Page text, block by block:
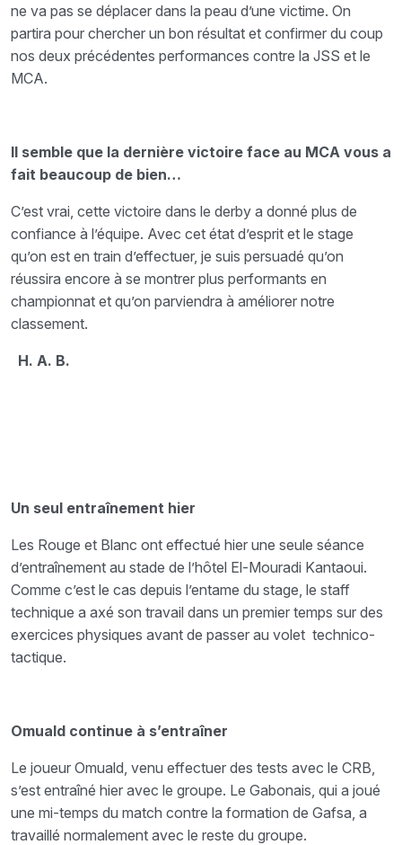
ne va pas se déplacer dans la peau d’une victime. On
partira pour chercher un bon résultat et confirmer du coup
nos deux précédentes performances contre la JSS et le
MCA.
Il semble que la dernière victoire face au MCA vous a
fait beaucoup de bien…
C’est vrai, cette victoire dans le derby a donné plus de
confiance à l’équipe. Avec cet état d’esprit et le stage
qu’on est en train d’effectuer, je suis persuadé qu’on
réussira encore à se montrer plus performants en
championnat et qu’on parviendra à améliorer notre
classement.
H. A. B.
Un seul entraînement hier
Les Rouge et Blanc ont effectué hier une seule séance
d’entraînement au stade de l’hôtel El-Mouradi Kantaoui.
Comme c’est le cas depuis l’entame du stage, le staff
technique a axé son travail dans un premier temps sur des
exercices physiques avant de passer au volet technico-
tactique.
Omuald continue à s’entraîner
Le joueur Omuald, venu effectuer des tests avec le CRB,
s’est entraîné hier avec le groupe. Le Gabonais, qui a joué
une mi-temps du match contre la formation de Gafsa, a
travaillé normalement avec le reste du groupe.